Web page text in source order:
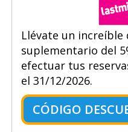
Llévate un increíble
suplementario del
efectuar tus
el 31/12/2026.
CÓDIGO